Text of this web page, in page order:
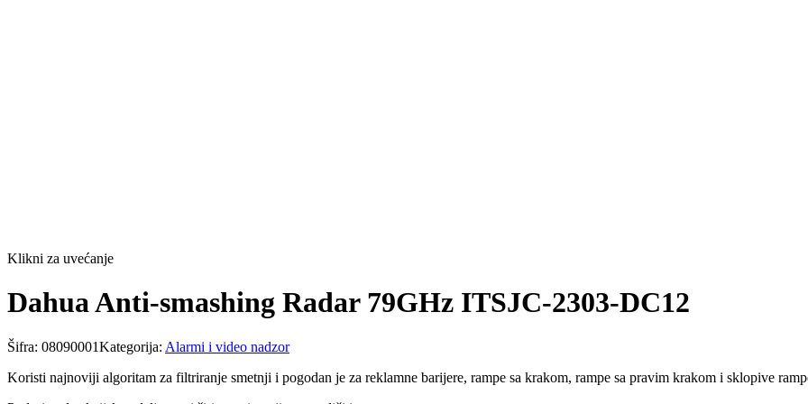
Klikni za uvećanje
Dahua Anti-smashing Radar 79GHz ITSJC-2303-DC12
Šifra: 08090001Kategorija: Alarmi i video nadzor
Koristi najnoviji algoritam za filtriranje smetnji i pogodan je za reklamne barijere, rampe sa krakom, rampe sa pravim krakom i sklopive